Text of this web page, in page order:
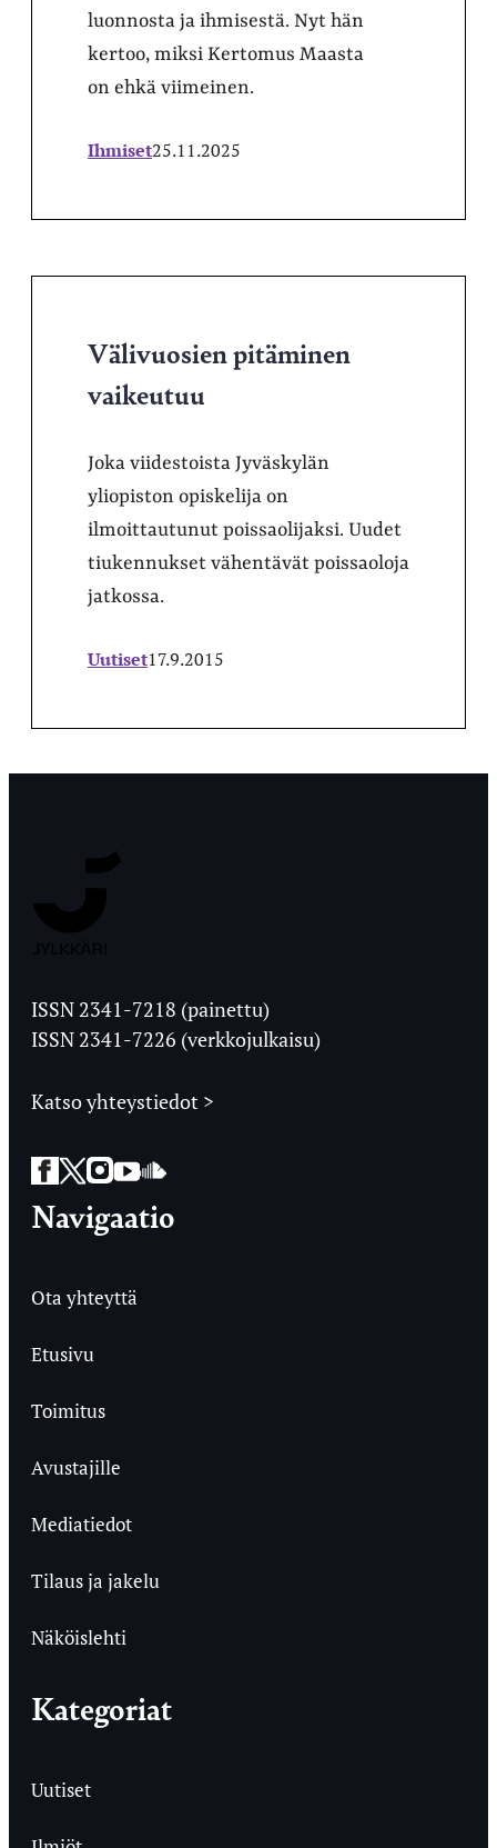
luonnosta ja ihmisestä. Nyt hän
kertoo, miksi Kertomus Maasta
on ehkä viimeinen.
Ihmiset25.11.2025
Välivuosien pitäminen
vaikeutuu
Joka viidestoista Jyväskylän
yliopiston opiskelija on
ilmoittautunut poissaolijaksi. Uudet
tiukennukset vähentävät poissaoloja
jatkossa.
Uutiset17.9.2015
Ylioppilaslehti
ISSN 2341-7218 (painettu)
ISSN 2341-7226 (verkkojulkaisu)
Katso yhteystiedot >
Facebook
Twitter
Instagram
YouTube
SoundCloud
Navigaatio
Ota yhteyttä
Etusivu
Toimitus
Avustajille
Mediatiedot
Tilaus ja jakelu
Näköislehti
Kategoriat
Uutiset